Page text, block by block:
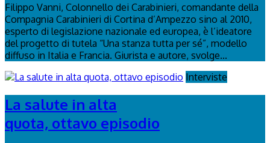
Filippo Vanni, Colonnello dei Carabinieri, comandante della
Compagnia Carabinieri di Cortina d’Ampezzo sino al 2010,
esperto di legislazione nazionale ed europea, è l’ideatore
del progetto di tutela “Una stanza tutta per sé”, modello
diffuso in Italia e Francia. Giurista e autore, svolge...
Interviste
La salute in alta
quota, ottavo episodio